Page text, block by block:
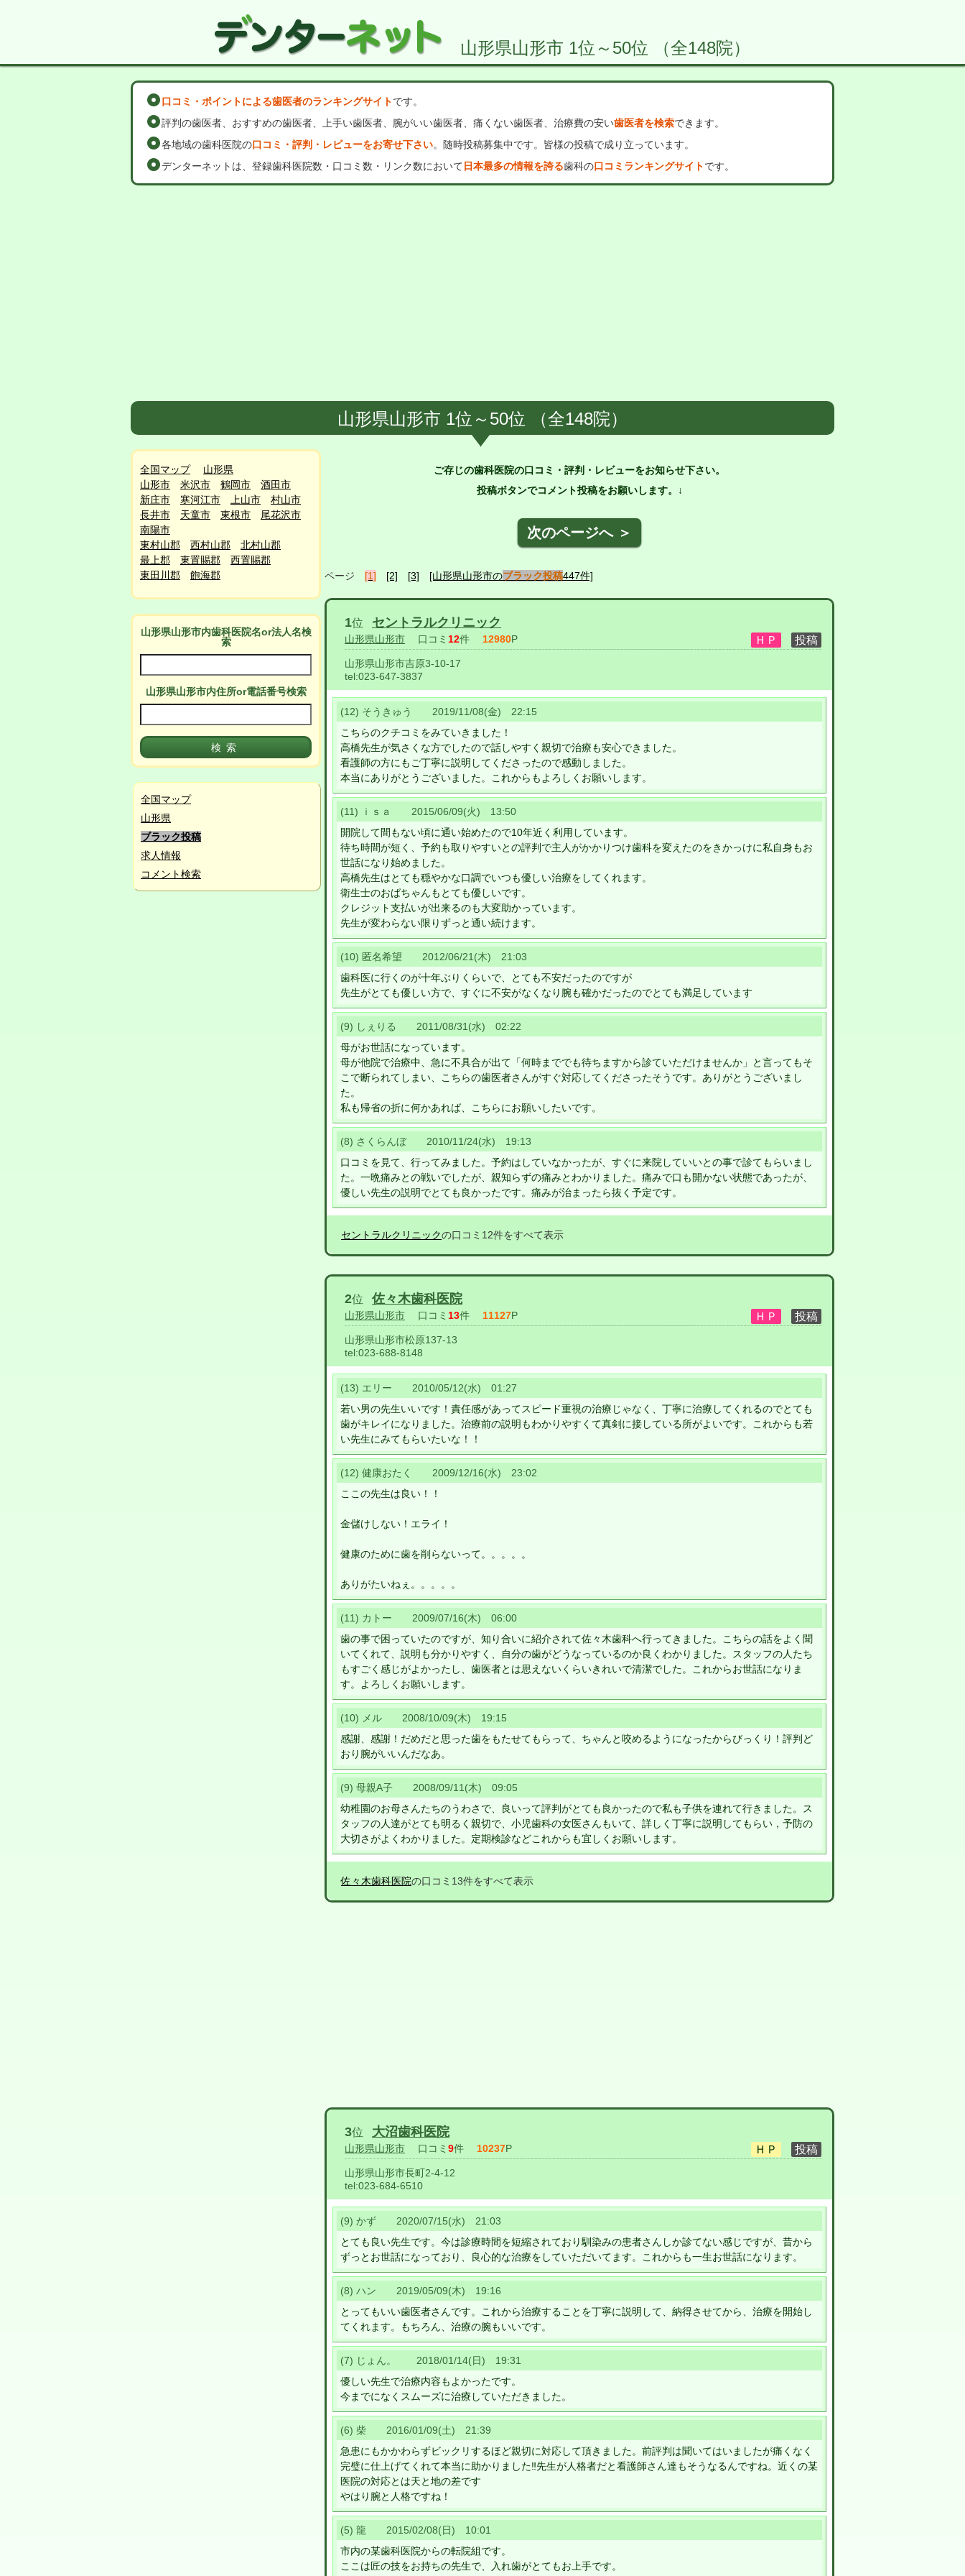
山形県山形市 1位～50位 （全148院）
口コミ・ポイントによる歯医者のランキングサイトです。
評判の歯医者、おすすめの歯医者、上手い歯医者、腕がいい歯医者、痛くない歯医者、治療費の安い歯医者を検索できます。
各地域の歯科医院の口コミ・評判・レビューをお寄せ下さい。随時投稿募集中です。皆様の投稿で成り立っています。
デンターネットは、登録歯科医院数・口コミ数・リンク数において 日本最多の情報を誇る歯科の口コミランキングサイトです。
山形県山形市 1位～50位 （全148院）
全国マップ
山形県
山形市
米沢市 鶴岡市
酒田市
新庄市
寒河江市 上山市
村山市
長井市
天童市 東根市
尾花沢市
南陽市
東村山郡
西村山郡
北村山郡
最上郡
東置賜郡
西置賜郡
東田川郡
飽海郡
山形県山形市内歯科医院名or法人名検
索
山形県山形市内住所or電話番号検索
全国マップ
山形県
ブラック投稿
求人情報
コメント検索
ご存じの歯科医院の口コミ・評判・レビューをお知らせ下さい。
投稿ボタンでコメント投稿をお願いします。↓
次のページへ ＞
ページ [1] [2] [3] [山形県山形市のブラック投稿447件]
1位 セントラルクリニック
山形県山形市 口コミ 12件 12980P
山形県山形市吉原3-10-17
tel:023-647-3837
(12) そうきゅう 2019/11/08(金) 22:15
こちらのクチコミをみていきました！
高橋先生が気さくな方でしたので話しやすく親切で治療も安心できました。
看護師の方にもご丁寧に説明してくださったので感動しました。
本当にありがとうございました。これからもよろしくお願いします。
(11) ｉｓａ 2015/06/09(火) 13:50
開院して間もない頃に通い始めたので10年近く利用しています。
待ち時間が短く、予約も取りやすいとの評判で主人がかかりつけ歯科を変えたのをきかっけに私自身もお
世話になり始めました。
高橋先生はとても穏やかな口調でいつも優しい治療をしてくれます。
衛生士のおばちゃんもとても優しいです。
クレジット支払いが出来るのも大変助かっています。
先生が変わらない限りずっと通い続けます。
(10) 匿名希望 2012/06/21(木) 21:03
歯科医に行くのが十年ぶりくらいで、とても不安だったのですが
先生がとても優しい方で、すぐに不安がなくなり腕も確かだったのでとても満足しています
(9) しぇりる 2011/08/31(水) 02:22
母がお世話になっています。
母が他院で治療中、急に不具合が出て「何時まででも待ちますから診ていただけませんか」と言ってもそ
こで断られてしまい、こちらの歯医者さんがすぐ対応してくださったそうです。ありがとうございまし
た。
私も帰省の折に何かあれば、こちらにお願いしたいです。
(8) さくらんぼ 2010/11/24(水) 19:13
口コミを見て、行ってみました。予約はしていなかったが、すぐに来院していいとの事で診てもらいまし
た。一晩痛みとの戦いでしたが、親知らずの痛みとわかりました。痛みで口も開かない状態であったが、
優しい先生の説明でとても良かったです。痛みが治まったら抜く予定です。
セントラルクリニックの口コミ12件をすべて表示
2位 佐々木歯科医院
山形県山形市 口コミ 13件 11127P
山形県山形市松原137-13
tel:023-688-8148
(13) エリー 2010/05/12(水) 01:27
若い男の先生いいです！責任感があってスピード重視の治療じゃなく、丁寧に治療してくれるのでとても
歯がキレイになりました。治療前の説明もわかりやすくて真剣に接している所がよいです。これからも若
い先生にみてもらいたいな！！
(12) 健康おたく 2009/12/16(水) 23:02
ここの先生は良い！！
金儲けしない！エライ！
健康のために歯を削らないって。。。。。
ありがたいねぇ。。。。。
(11) カトー 2009/07/16(木) 06:00
歯の事で困っていたのですが、知り合いに紹介されて佐々木歯科へ行ってきました。こちらの話をよく聞
いてくれて、説明も分かりやすく、自分の歯がどうなっているのか良くわかりました。スタッフの人たち
もすごく感じがよかったし、歯医者とは思えないくらいきれいで清潔でした。これからお世話になりま
す。よろしくお願いします。
(10) メル 2008/10/09(木) 19:15
感謝、感謝！だめだと思った歯をもたせてもらって、ちゃんと咬めるようになったからびっくり！評判ど
おり腕がいいんだなあ。
(9) 母親A子 2008/09/11(木) 09:05
幼稚園のお母さんたちのうわさで、良いって評判がとても良かったので私も子供を連れて行きました。ス
タッフの人達がとても明るく親切で、小児歯科の女医さんもいて、詳しく丁寧に説明してもらい，予防の
大切さがよくわかりました。定期検診などこれからも宜しくお願いします。
佐々木歯科医院の口コミ13件をすべて表示
3位 大沼歯科医院
山形県山形市 口コミ 9件 10237P
山形県山形市長町2-4-12
tel:023-684-6510
(9) かず 2020/07/15(水) 21:03
とても良い先生です。今は診療時間を短縮されており馴染みの患者さんしか診てない感じですが、昔から
ずっとお世話になっており、良心的な治療をしていただいてます。これからも一生お世話になります。
(8) ハン 2019/05/09(木) 19:16
とってもいい歯医者さんです。これから治療することを丁寧に説明して、納得させてから、治療を開始し
てくれます。もちろん、治療の腕もいいです。
(7) じょん。 2018/01/14(日) 19:31
優しい先生で治療内容もよかったです。
今までになくスムーズに治療していただきました。
(6) 柴 2016/01/09(土) 21:39
急患にもかかわらずビックリするほど親切に対応して頂きました。前評判は聞いてはいましたが痛くなく
完璧に仕上げてくれて本当に助かりました‼先生が人格者だと看護師さん達もそうなるんですね。近くの某
医院の対応とは天と地の差です
やはり腕と人格ですね！
(5) 龍 2015/02/08(日) 10:01
市内の某歯科医院からの転院組です。
ここは匠の技をお持ちの先生で、入れ歯がとてもお上手です。